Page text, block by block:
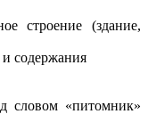
строение (здание,
и содержания
словом «питомник»